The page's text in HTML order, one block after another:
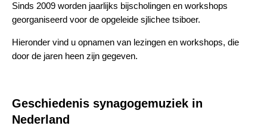
Sinds 2009 worden jaarlijks bijscholingen en workshops
georganiseerd voor de opgeleide sjlichee tsiboer.
Hieronder vind u opnamen van lezingen en workshops, die
door de jaren heen zijn gegeven.
Geschiedenis synagogemuziek in
Nederland